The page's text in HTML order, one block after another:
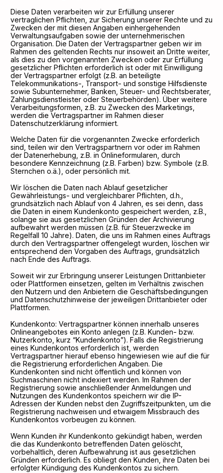
Diese Daten verarbeiten wir zur Erfüllung unserer
vertraglichen Pflichten, zur Sicherung unserer Rechte und zu
Zwecken der mit diesen Angaben einhergehenden
Verwaltungsaufgaben sowie der unternehmerischen
Organisation. Die Daten der Vertragspartner geben wir im
Rahmen des geltenden Rechts nur insoweit an Dritte weiter,
als dies zu den vorgenannten Zwecken oder zur Erfüllung
gesetzlicher Pflichten erforderlich ist oder mit Einwilligung
der Vertragspartner erfolgt (z.B. an beteiligte
Telekommunikations-, Transport- und sonstige Hilfsdienste
sowie Subunternehmer, Banken, Steuer- und Rechtsberater,
Zahlungsdienstleister oder Steuerbehörden). Über weitere
Verarbeitungsformen, z.B. zu Zwecken des Marketings,
werden die Vertragspartner im Rahmen dieser
Datenschutzerklärung informiert.
Welche Daten für die vorgenannten Zwecke erforderlich
sind, teilen wir den Vertragspartnern vor oder im Rahmen
der Datenerhebung, z.B. in Onlineformularen, durch
besondere Kennzeichnung (z.B. Farben) bzw. Symbole (z.B.
Sternchen o.ä.), oder persönlich mit.
Wir löschen die Daten nach Ablauf gesetzlicher
Gewährleistungs- und vergleichbarer Pflichten, d.h.,
grundsätzlich nach Ablauf von 4 Jahren, es sei denn, dass
die Daten in einem Kundenkonto gespeichert werden, z.B.,
solange sie aus gesetzlichen Gründen der Archivierung
aufbewahrt werden müssen (z.B. für Steuerzwecke im
Regelfall 10 Jahre). Daten, die uns im Rahmen eines Auftrags
durch den Vertragspartner offengelegt wurden, löschen wir
entsprechend den Vorgaben des Auftrags, grundsätzlich
nach Ende des Auftrags.
Soweit wir zur Erbringung unserer Leistungen Drittanbieter
oder Plattformen einsetzen, gelten im Verhältnis zwischen
den Nutzern und den Anbietern die Geschäftsbedingungen
und Datenschutzhinweise der jeweiligen Drittanbieter oder
Plattformen.
Kundenkonto: Vertragspartner können innerhalb unseres
Onlineangebotes ein Konto anlegen (z.B. Kunden- bzw.
Nutzerkonto, kurz “Kundenkonto”). Falls die Registrierung
eines Kundenkontos erforderlich ist, werden
Vertragspartner hierauf ebenso hingewiesen wie auf die für
die Registrierung erforderlichen Angaben. Die
Kundenkonten sind nicht öffentlich und können von
Suchmaschinen nicht indexiert werden. Im Rahmen der
Registrierung sowie anschließender Anmeldungen und
Nutzungen des Kundenkontos speichern wir die IP-
Adressen der Kunden nebst den Zugriffszeitpunkten, um die
Registrierung nachweisen und etwaigem Missbrauch des
Kundenkontos vorbeugen zu können.
Wenn Kunden ihr Kundenkonto gekündigt haben, werden
die das Kundenkonto betreffenden Daten gelöscht,
vorbehaltlich, deren Aufbewahrung ist aus gesetzlichen
Gründen erforderlich. Es obliegt den Kunden, ihre Daten bei
erfolgter Kündigung des Kundenkontos zu sichern.